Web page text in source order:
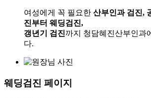
여성에게 꼭 필요한 산부인과 검진,
진부터 웨딩검진,
갱년기 검진까지 청담혜진산부인과
다.
웨딩검진 페이지